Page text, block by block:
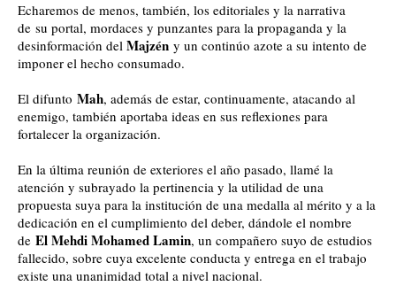
Echaremos de menos, también, los editoriales y la narrativa
de su portal, mordaces y punzantes para la propaganda y la
desinformación del Majzén y un continúo azote a su intento de
imponer el hecho consumado.
El difunto Mah, además de estar, continuamente, atacando al
enemigo, también aportaba ideas en sus reflexiones para
fortalecer la organización.
En la última reunión de exteriores el año pasado, llamé la
atención y subrayado la pertinencia y la utilidad de una
propuesta suya para la institución de una medalla al mérito y a la
dedicación en el cumplimiento del deber, dándole el nombre
de El Mehdi Mohamed Lamin, un compañero suyo de estudios
fallecido, sobre cuya excelente conducta y entrega en el trabajo
existe una unanimidad total a nivel nacional.